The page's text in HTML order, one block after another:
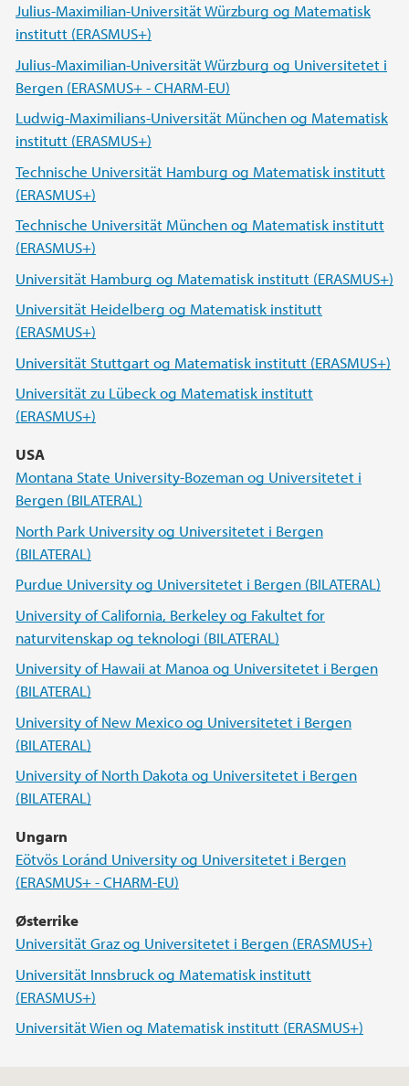
Julius-Maximilian-Universität Würzburg og Matematisk
institutt (ERASMUS+)
Julius-Maximilian-Universität Würzburg og Universitetet i
Bergen (ERASMUS+ - CHARM-EU)
Ludwig-Maximilians-Universität München og Matematisk
institutt (ERASMUS+)
Technische Universität Hamburg og Matematisk institutt
(ERASMUS+)
Technische Universität München og Matematisk institutt
(ERASMUS+)
Universität Hamburg og Matematisk institutt (ERASMUS+)
Universität Heidelberg og Matematisk institutt
(ERASMUS+)
Universität Stuttgart og Matematisk institutt (ERASMUS+)
Universität zu Lübeck og Matematisk institutt
(ERASMUS+)
USA
Montana State University-Bozeman og Universitetet i
Bergen (BILATERAL)
North Park University og Universitetet i Bergen
(BILATERAL)
Purdue University og Universitetet i Bergen (BILATERAL)
University of California, Berkeley og Fakultet for
naturvitenskap og teknologi (BILATERAL)
University of Hawaii at Manoa og Universitetet i Bergen
(BILATERAL)
University of New Mexico og Universitetet i Bergen
(BILATERAL)
University of North Dakota og Universitetet i Bergen
(BILATERAL)
Ungarn
Eötvös Loránd University og Universitetet i Bergen
(ERASMUS+ - CHARM-EU)
Østerrike
Universität Graz og Universitetet i Bergen (ERASMUS+)
Universität Innsbruck og Matematisk institutt
(ERASMUS+)
Universität Wien og Matematisk institutt (ERASMUS+)